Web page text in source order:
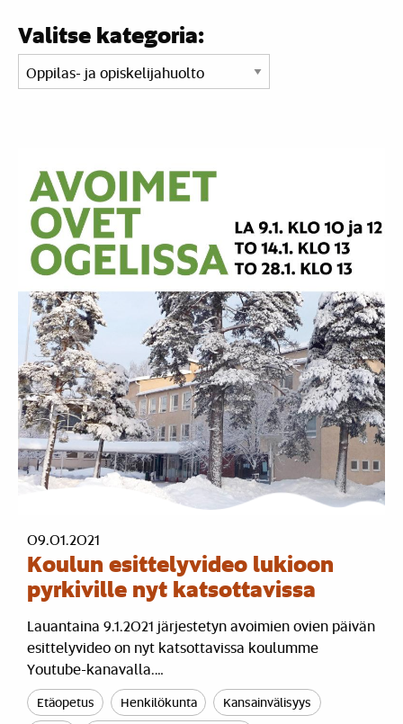
Valitse kategoria:
09.01.2021
Koulun esittelyvideo lukioon
pyrkiville nyt katsottavissa
Lauantaina 9.1.2021 järjestetyn avoimien ovien päivän
esittelyvideo on nyt katsottavissa koulumme
Youtube-kanavalla.…
Etäopetus Henkilökunta
Kansainvälisyys